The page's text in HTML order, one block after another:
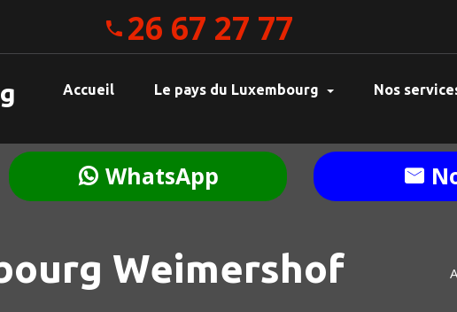
26 67 27 77
Accueil Le pays du Luxembourg Nos
WhatsApp
Weimershof